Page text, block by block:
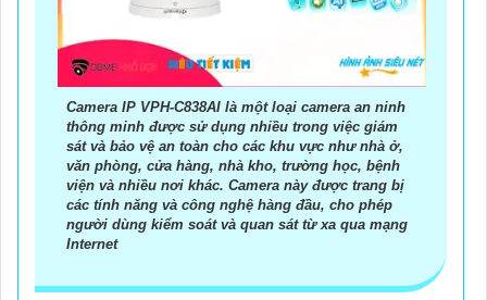
Camera IP VPH-C838AI là một loại camera an ninh
thông minh được sử dụng nhiều trong việc giám
sát và bảo vệ an toàn cho các khu vực như nhà ở,
văn phòng, cửa hàng, nhà kho, trường học, bệnh
viện và nhiều nơi khác. Camera này được trang bị
các tính năng và công nghệ hàng đầu, cho phép
người dùng kiểm soát và quan sát từ xa qua mạng
Internet